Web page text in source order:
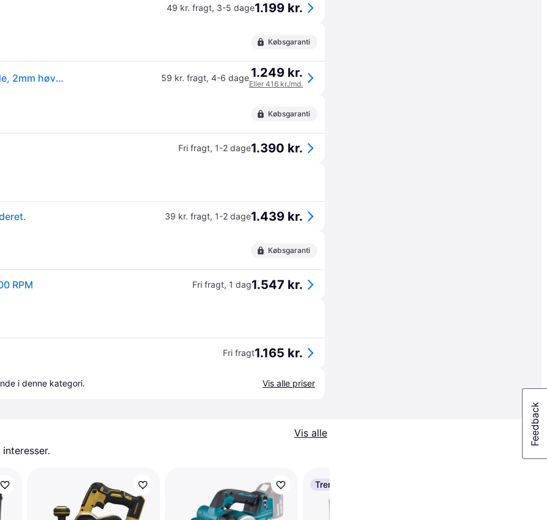
49 kr. fragt, 3-5 dage1.199 kr.
Købsgaranti
Makita DKP180Z Akku Høvl - 18V, 82mm høvlebredde, 2mm høvledybde, 14.000 omdr./min - Uden batteri og oplader 59 kr. fragt, 4-6 dage 1.249 kr.
Eller 416 kr./md.
Købsgaranti
Fri fragt, 1-2 dage1.390 kr.
39 kr. fragt, 1-2 dage1.439 kr.
Købsgaranti
RPM Fri fragt, 1 dag1.547 kr.
Fri fragt1.165 kr.
i denne kategori. Vis alle priser
Vis alle
Trender